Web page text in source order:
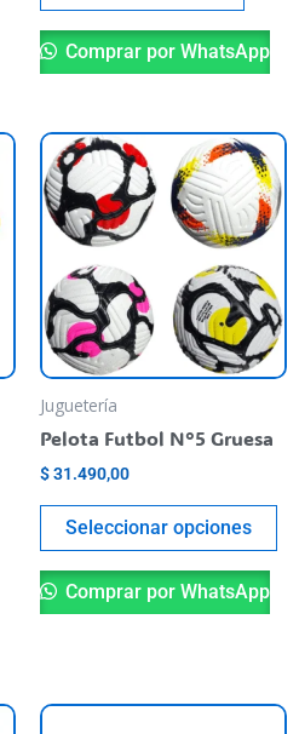
Comprar por WhatsApp
Juguetería
Pelota Futbol N°5 Gruesa
$31.490,00
Seleccionar opciones
se
Comprar por WhatsApp
Este